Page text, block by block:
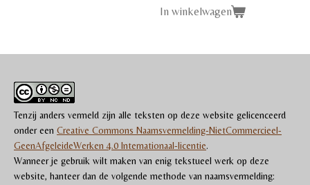
In winkelwagen
Tenzij anders vermeld zijn alle teksten op deze website gelicenceerd
onder een Creative Commons Naamsvermelding-NietCommercieel-
GeenAfgeleideWerken 4.0 Internationaal-licentie.
Wanneer je gebruik wilt maken van enig tekstueel werk op deze
website, hanteer dan de volgende methode van naamsvermelding: